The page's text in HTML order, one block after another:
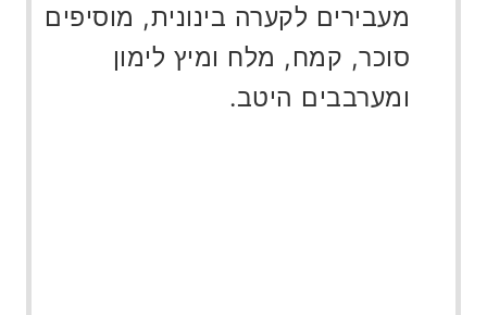
מעבירים לקערה בינונית, מוסיפים
סוכר, קמח, מלח ומיץ לימון
ומערבבים היטב.